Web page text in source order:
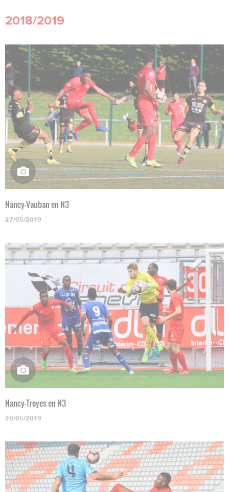
2018/2019
Nancy-Vauban en N3
27/05/2019
Nancy-Troyes en N3
20/05/2019